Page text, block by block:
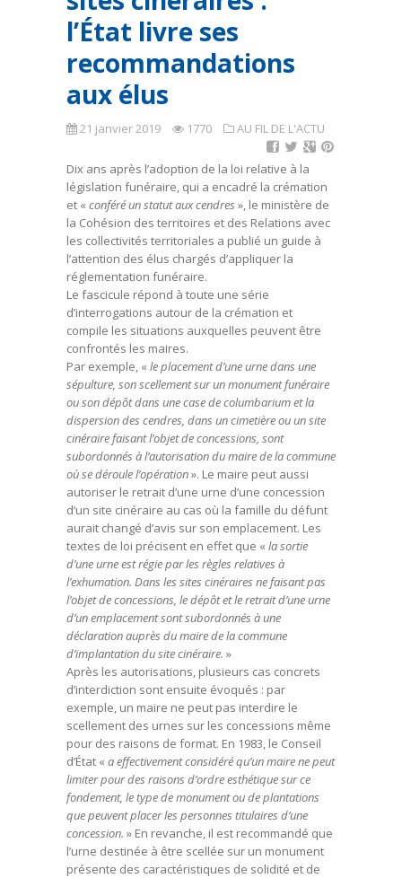
l’État livre ses
recommandations
aux élus
21 janvier 2019 1770 AU FIL DE L'ACTU
Dix ans après l’adoption de la loi relative à la
législation funéraire, qui a encadré la crémation
et « conféré un statut aux cendres », le ministère de
la Cohésion des territoires et des Relations avec
les collectivités territoriales a publié un guide à
l’attention des élus chargés d’appliquer la
réglementation funéraire.
Le fascicule répond à toute une série
d’interrogations autour de la crémation et
compile les situations auxquelles peuvent être
confrontés les maires.
Par exemple, « le placement d’une urne dans une
sépulture, son scellement sur un monument funéraire
ou son dépôt dans une case de columbarium et la
dispersion des cendres, dans un cimetière ou un site
cinéraire faisant l’objet de concessions, sont
subordonnés à l’autorisation du maire de la commune
où se déroule l’opération». Le maire peut aussi
autoriser le retrait d’une urne d’une concession
d’un site cinéraire au cas où la famille du défunt
aurait changé d’avis sur son emplacement. Les
textes de loi précisent en effet que « la sortie
d’une urne est régie par les règles relatives à
l’exhumation. Dans les sites cinéraires ne faisant pas
l’objet de concessions, le dépôt et le retrait d’une urne
d’un emplacement sont subordonnés à une
déclaration auprès du maire de la commune
d’implantation du site cinéraire. »
Après les autorisations, plusieurs cas concrets
d’interdiction sont ensuite évoqués : par
exemple, un maire ne peut pas interdire le
scellement des urnes sur les concessions même
pour des raisons de format. En 1983, le Conseil
d’État « a effectivement considéré qu’un maire ne peut
limiter pour des raisons d’ordre esthétique sur ce
fondement, le type de monument ou de plantations
que peuvent placer les personnes titulaires d’une
concession. » En revanche, il est recommandé que
l’urne destinée à être scellée sur un monument
présente des caractéristiques de solidité et de